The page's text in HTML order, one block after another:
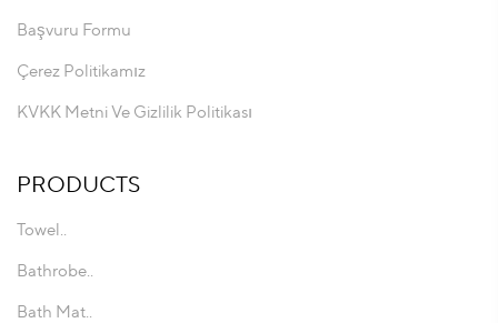
Başvuru Formu
Çerez Politikamız
KVKK Metni Ve Gizlilik Politikası
PRODUCTS
Towel..
Bathrobe..
Bath Mat..